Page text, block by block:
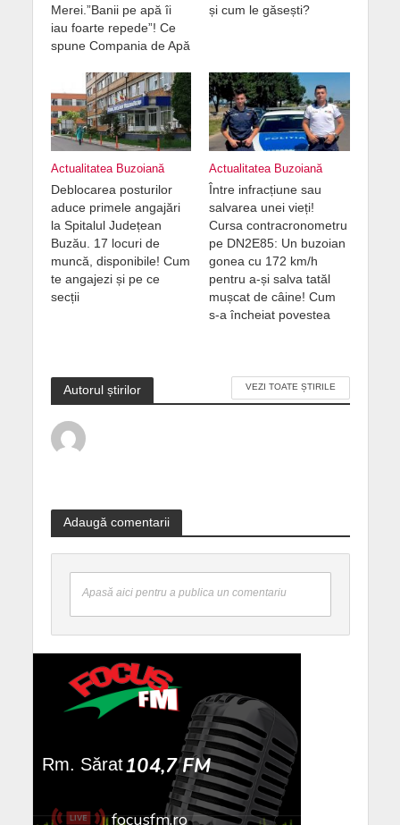
Merei.”Banii pe apă îi
iau foarte repede”! Ce
spune Compania de Apă
și cum le găsești?
Actualitatea Buzoiană
Deblocarea posturilor
aduce primele angajări
la Spitalul Județean
Buzău. 17 locuri de
muncă, disponibile! Cum
te angajezi și pe ce
secții
Actualitatea Buzoiană
Între infracțiune sau
salvarea unei vieți!
Cursa contracronometru
pe DN2E85: Un buzoian
gonea cu 172 km/h
pentru a-și salva tatăl
mușcat de câine! Cum
s-a încheiat povestea
Autorul știrilor VEZI TOATE ȘTIRILE
Adaugă comentarii
Apasă aici pentru a publica un comentariu